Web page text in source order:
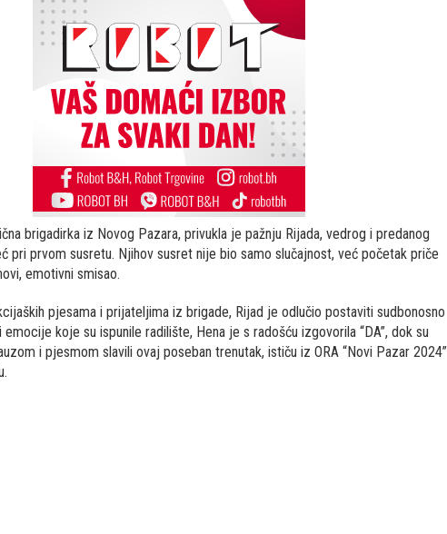
brigadirka iz Novog Pazara, privukla je pažnju Rijada, vedrog i predanog
pri prvom susretu. Njihov susret nije bio samo slučajnost, već početak priče
emotivni smisao.
pjesama i prijateljima iz brigade, Rijad je odlučio postaviti sudbonosno
koje su ispunile radilište, Hena je s radošću izgovorila “DA”, dok su
i pjesmom slavili ovaj poseban trenutak, ističu iz ORA “Novi Pazar 2024”